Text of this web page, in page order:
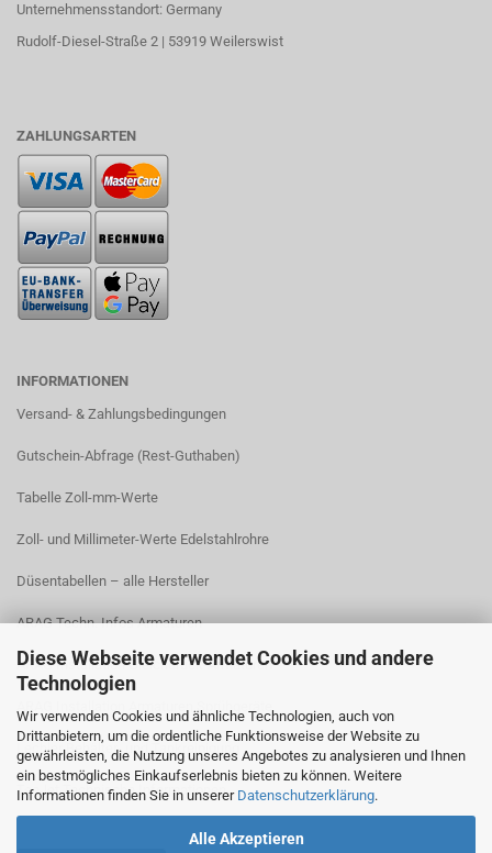
Diese Webseite verwendet Cookies und andere
Technologien
Wir verwenden Cookies und ähnliche Technologien, auch von
Drittanbietern, um die ordentliche Funktionsweise der Website zu
gewährleisten, die Nutzung unseres Angebotes zu analysieren und Ihnen
ein bestmögliches Einkaufserlebnis bieten zu können. Weitere
Informationen finden Sie in unserer Datenschutzerklärung.
Alle Akzeptieren
Unternehmensstandort: Germany
Rudolf-Diesel-Straße 2 | 53919 Weilerswist
ZAHLUNGSARTEN
INFORMATIONEN
Versand- & Zahlungsbedingungen​
Gutschein-Abfrage (Rest-Guthaben)
Tabelle Zoll-mm-Werte
Zoll- und Millimeter-Werte Edelstahlrohre
Düsentabellen – alle Hersteller
ARAG Techn. Infos Armaturen
ARAG Installation Gleichdruck-Armaturen
ARAG Installation Armaturen Sprühgeräte
Lechler Behälter- und Tankreinigung
TeeJet Technische Informationen